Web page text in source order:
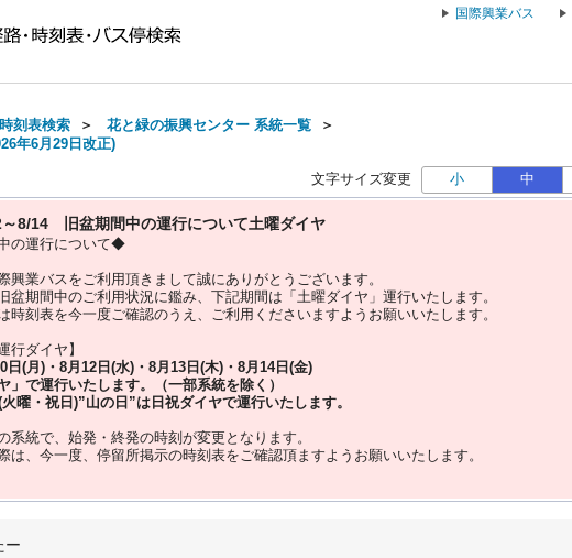
国際興業バス
刻表検索 ＞ 花と緑の振興センター 系統一覧 ＞
年6月29日改正)
文字サイズ変更 小 中
8/14 旧盆期間中の運行について土曜ダイヤ
の運行について◆
興業バスをご利用頂きまして誠にありがとうございます。
盆期間中のご利用状況に鑑み、下記期間は「土曜ダイヤ」運行いたします。
時刻表を今一度ご確認のうえ、ご利用くださいますようお願いいたします。
行ダイヤ】
日(月)・8月12日(水)・8月13日(木)・8月14日(金)
」 で運行いたします。（一部系統を除く）
曜・祝日)”山の日 ”は 日祝ダイヤで運行いたします。
系統で、始発・終発の時刻が変更となります。
は、今一度、 停留所掲示の時刻表をご確認頂ますようお願いいたします。
ー